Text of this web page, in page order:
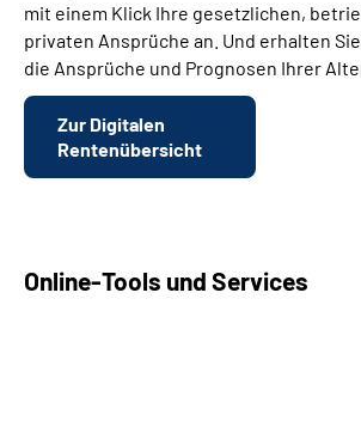
mit einem Klick Ihre gesetzlichen,
privaten Ansprüche an. Und erhalten
die Ansprüche und Prognosen Ihrer
Zur Digitalen
Rentenübersicht
Online-Tools und Services